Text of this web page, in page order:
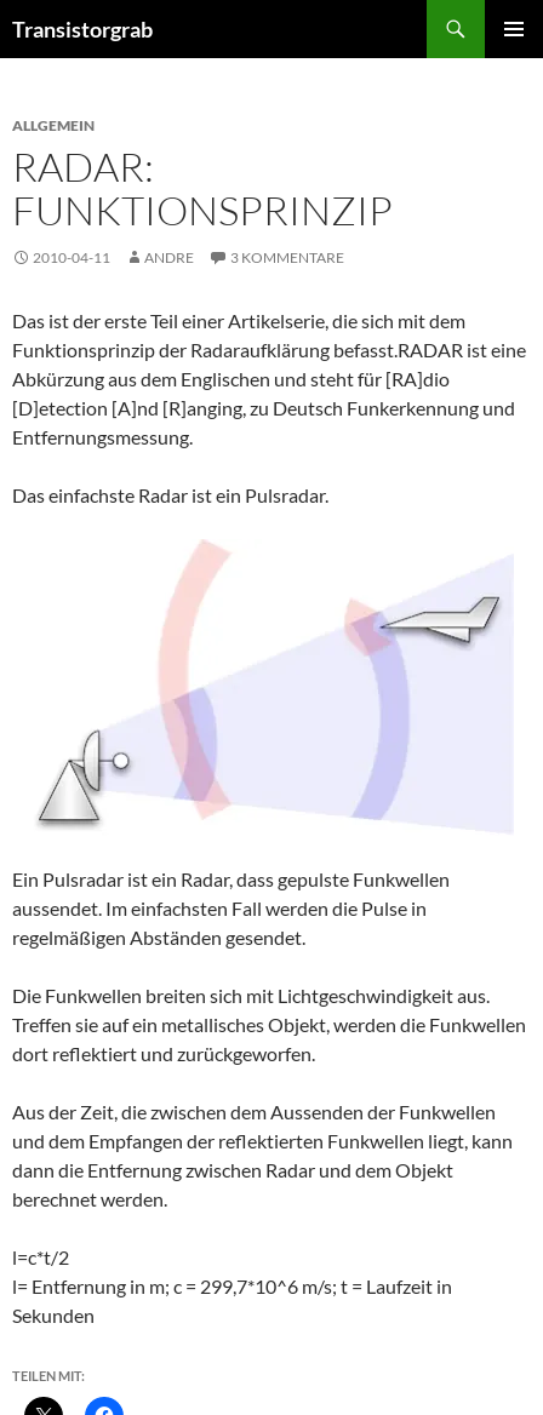
Inhalt
Transistorgrab
ALLGEMEIN
RADAR:
FUNKTIONSPRINZIP
2010-04-11 ANDRE 3 KOMMENTARE
Das ist der erste Teil einer Artikelserie, die sich mit dem
Funktionsprinzip der Radaraufklärung befasst.RADAR ist eine
Abkürzung aus dem Englischen und steht für [RA]dio
[D]etection [A]nd [R]anging, zu Deutsch Funkerkennung und
Entfernungsmessung.
Das einfachste Radar ist ein Pulsradar.
Ein Pulsradar ist ein Radar, dass gepulste Funkwellen
aussendet. Im einfachsten Fall werden die Pulse in
regelmäßigen Abständen gesendet.
Die Funkwellen breiten sich mit Lichtgeschwindigkeit aus.
Treffen sie auf ein metallisches Objekt, werden die Funkwellen
dort reflektiert und zurückgeworfen.
Aus der Zeit, die zwischen dem Aussenden der Funkwellen
und dem Empfangen der reflektierten Funkwellen liegt, kann
dann die Entfernung zwischen Radar und dem Objekt
berechnet werden.
l=c*t/2
l= Entfernung in m; c = 299,7*10^6 m/s; t = Laufzeit in
Sekunden
TEILEN MIT: